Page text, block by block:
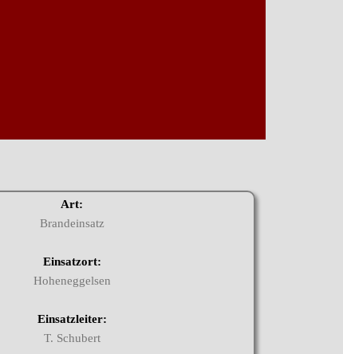
Art:
Brandeinsatz
Einsatzort:
Hoheneggelsen
Einsatzleiter:
T. Schubert